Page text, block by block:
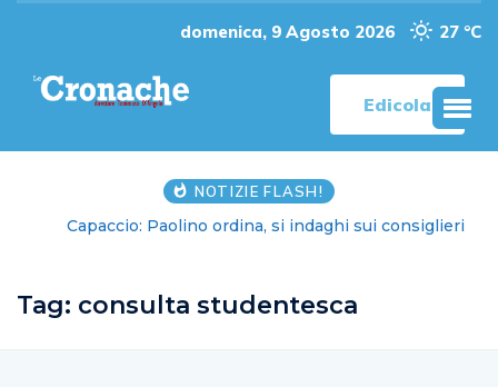
domenica, 9 Agosto 2026 27 °C
Edicola
NOTIZIE FLASH!
Capaccio: Paolino ordina, si indaghi sui consiglieri